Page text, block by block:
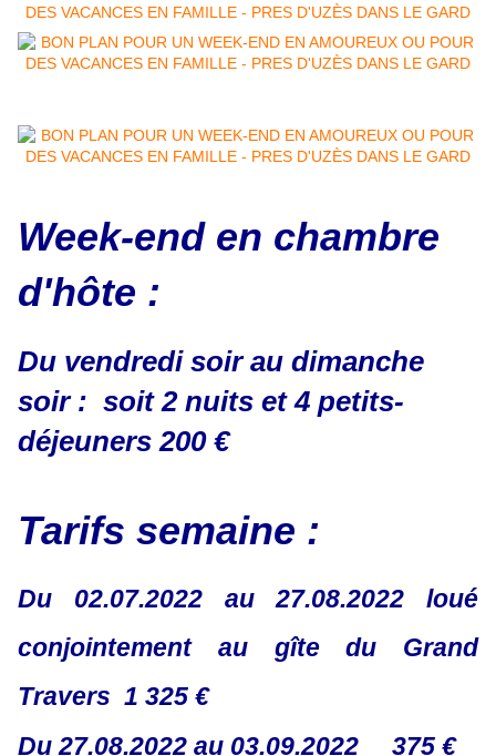
Week-end en chambre
d'hôte :
Du vendredi soir au dimanche
soir : soit 2 nuits et 4 petits-
déjeuners 200 €
Tarifs semaine :
Du 02.07.2022 au 27.08.2022 loué
conjointement au gîte du Grand
Travers 1 325 €
Du 27.08.2022 au 03.09.2022 375 €